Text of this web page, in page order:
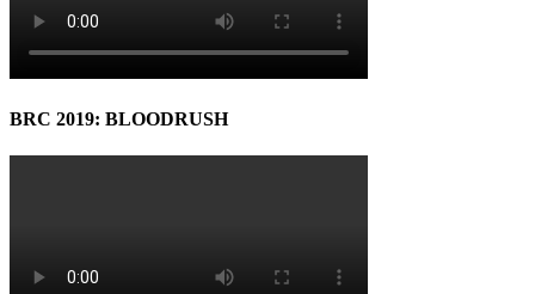
BRC 2019: BLOODRUSH